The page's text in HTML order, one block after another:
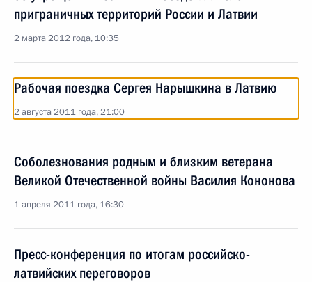
приграничных территорий России и Латвии
2 марта 2012 года, 10:35
Рабочая поездка Сергея Нарышкина в Латвию
2 августа 2011 года, 21:00
Соболезнования родным и близким ветерана
Великой Отечественной войны Василия Кононова
1 апреля 2011 года, 16:30
Пресс-конференция по итогам российско-
латвийских переговоров